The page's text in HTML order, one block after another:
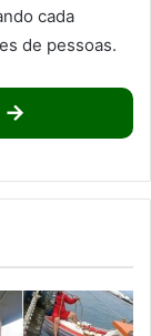
cada
de pessoas.
→